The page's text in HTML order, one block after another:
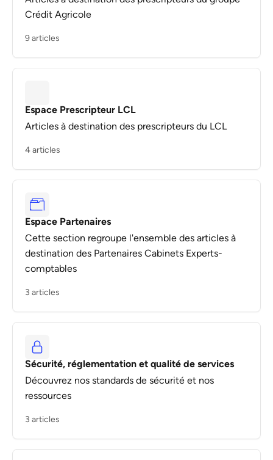
Crédit Agricole
9 articles
Espace Prescripteur LCL
Articles à destination des prescripteurs du LCL
4 articles
Espace Partenaires
Cette section regroupe l'ensemble des articles à
destination des Partenaires Cabinets Experts-
comptables
3 articles
Sécurité, réglementation et qualité de services
Découvrez nos standards de sécurité et nos
ressources
3 articles